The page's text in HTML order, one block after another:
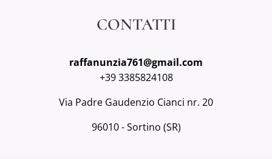
CONTATTI
raffanunzia761@gmail.com
+39 3385824108
Via Padre Gaudenzio Cianci nr. 20
96010 - Sortino (SR)